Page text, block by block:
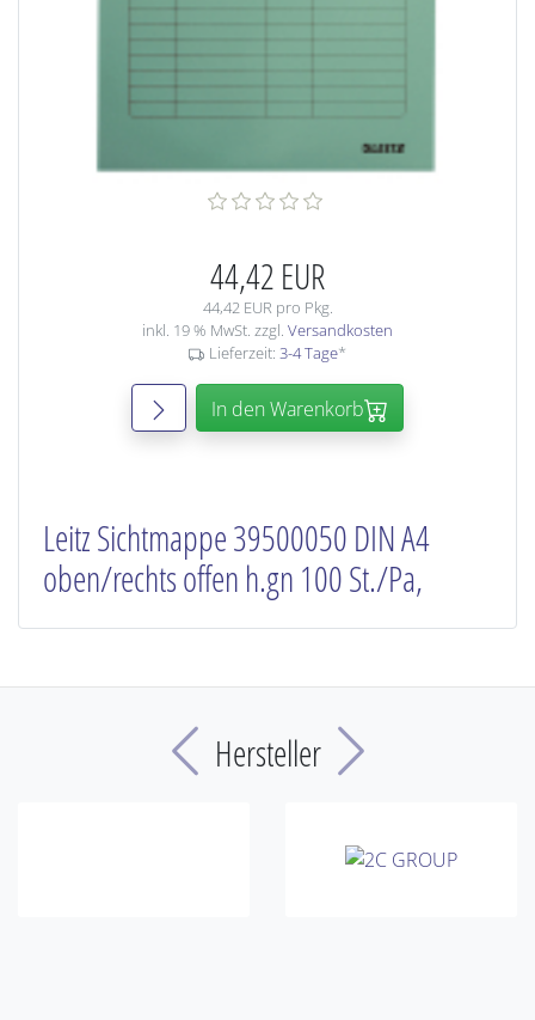
44,42 EUR
44,42 EUR pro Pkg.
inkl. 19 % MwSt. zzgl. Versandkosten
Lieferzeit: 3-4 Tage*
In den Warenkorb
Leitz Sichtmappe 39500050 DIN A4
oben/rechts offen h.gn 100 St./Pa,
Previous
Hersteller